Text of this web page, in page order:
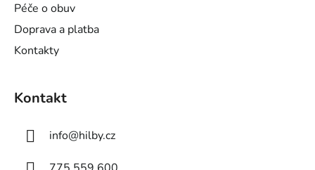
Péče o obuv
Doprava a platba
Kontakty
Kontakt
info@hilby.cz